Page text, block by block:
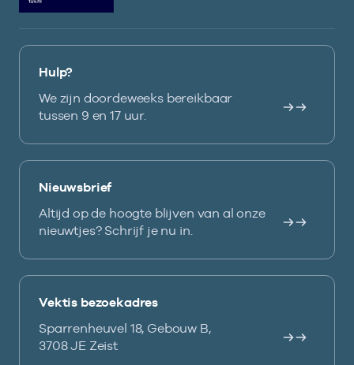
Hulp?
We zijn doordeweeks bereikbaar
tussen 9 en 17 uur.
Nieuwsbrief
Altijd op de hoogte blijven van al onze
nieuwtjes? Schrijf je nu in.
Vektis bezoekadres
Sparrenheuvel 18, Gebouw B,
3708 JE Zeist